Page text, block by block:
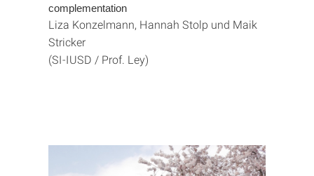
complementation
Liza Konzelmann, Hannah Stolp und Maik
Stricker
(SI-IUSD / Prof. Ley)